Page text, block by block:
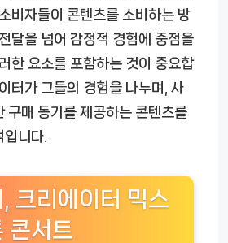
비자들이 콘텐츠를 소비하는 방
달을 넘어 감정적 경험에 중점을
한 요소를 포함하는 것이 중요합
터가 그들의 경험을 나누며, 사
구매 동기를 제공하는 콘텐츠를
니다.
크리에이터 믹스
콘서트